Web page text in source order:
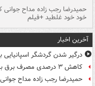
حمیدرضا رجب زاده مداح جوانی
خود خود غلطید +فیلم
آخرین اخبار
درگیر شدن گردشگر
کاهش ۳ درصدی مصرف برق برای دومین سال متوالی
حمیدرضا رجب زاده مداح